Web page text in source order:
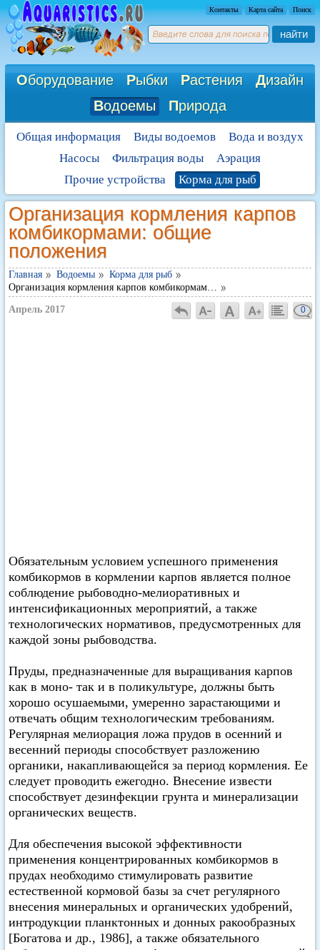
Контакты Карта сайта Поиск
найти
Оборудование Рыбки Растения Дизайн
Водоемы Природа
Общая информация Виды водоемов
Вода и воздух
Насосы
Фильтрация воды
Аэрация
Прочие устройства
Корма для рыб
Организация кормления карпов
комбикормами: общие
положения
Главная Водоемы
Корма для рыб
Организация кормления карпов комбикормам…
Апрель 2017 0
Обязательным условием успешного применения
комбикормов в кормлении карпов является полное
соблюдение рыбоводно-мелиоративных и
интенсификационных мероприятий, а также
технологических нормативов, предусмотренных для
каждой зоны рыбоводства.
Пруды, предназначенные для выращивания карпов
как в моно- так и в поликультуре, должны быть
хорошо осушаемыми, умеренно зарастающими и
отвечать общим технологическим требованиям.
Регулярная мелиорация ложа прудов в осенний и
весенний периоды способствует разложению
органики, накапливающейся за период кормления. Ее
следует проводить ежегодно. Внесение извести
способствует дезинфекции грунта и минерализации
органических веществ.
Для обеспечения высокой эффективности
применения концентрированных комбикормов в
прудах необходимо стимулировать развитие
естественной кормовой базы за счет регулярного
внесения минеральных и органических удобрений,
интродукции планктонных и донных ракообразных
[Богатова и др., 1986], а также обязательного